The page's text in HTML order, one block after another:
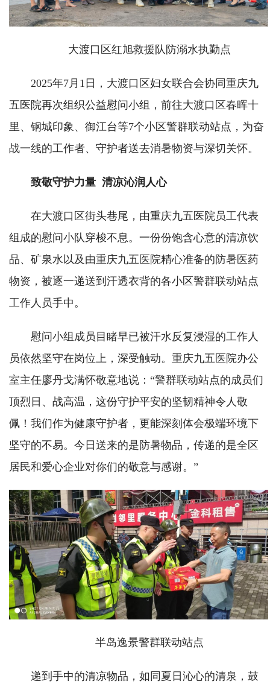
大渡口区红旭救援队防溺水执勤点
2025年7月1日，大渡口区妇女联合会协同重庆九
五医院再次组织公益慰问小组，前往大渡口区春晖十
里、钢城印象、御江台等7个小区警群联动站点，为奋
战一线的工作者、守护者送去消暑物资与深切关怀。
致敬守护力量 清凉沁润人心
在大渡口区街头巷尾，由重庆九五医院员工代表
组成的慰问小队穿梭不息。一份份饱含心意的清凉饮
品、矿泉水以及由重庆九五医院精心准备的防暑医药
物资，被逐一递送到汗透衣背的各小区警群联动站点
工作人员手中。
慰问小组成员目睹早已被汗水反复浸湿的工作人
员依然坚守在岗位上，深受触动。重庆九五医院办公
室主任廖丹戈满怀敬意地说：“警群联动站点的成员们
顶烈日、战高温，这份守护平安的坚韧精神令人敬
佩！我们作为健康守护者，更能深刻体会极端环境下
坚守的不易。今日送来的是防暑物品，传递的是全区
居民和爱心企业对你们的敬意与感谢。”
半岛逸景警群联动站点
递到手中的清凉物品，如同夏日沁心的清泉，鼓